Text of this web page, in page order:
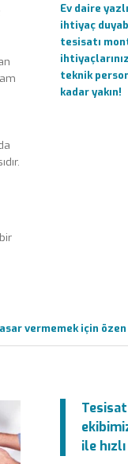
Ev daire
ihtiyaç
tesisatı
teknik
kadar yakın!
vermemek için
ile